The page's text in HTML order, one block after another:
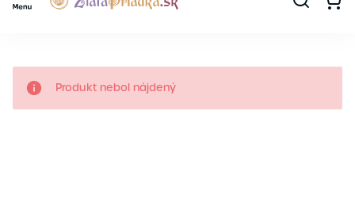
Produkt nebol nájdený